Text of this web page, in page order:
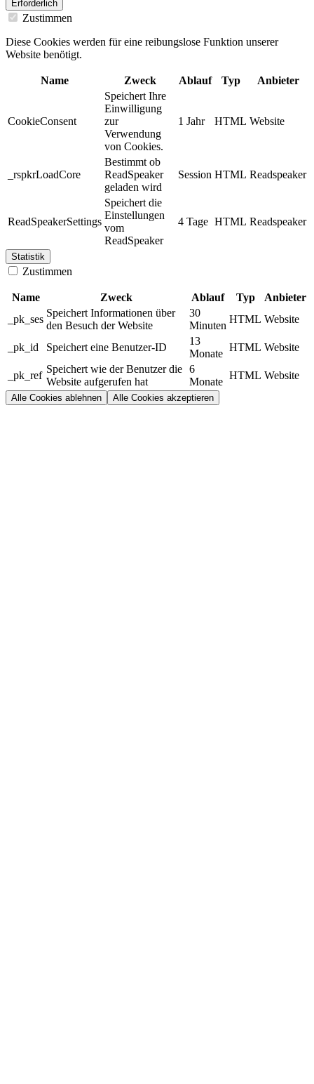
Erforderlich
Zustimmen
Diese Cookies werden für eine reibungslose Funktion unserer
Website benötigt.
Name Zweck Ablauf Typ Anbieter
CookieConsent
Speichert Ihre
Einwilligung
zur
Verwendung
von Cookies.
1 Jahr HTML Website
_rspkrLoadCore
Bestimmt ob
ReadSpeaker
geladen wird
Session HTML Readspeaker
ReadSpeakerSettings
Speichert die
Einstellungen
vom
ReadSpeaker
4 Tage HTML Readspeaker
Statistik
Zustimmen
Name Zweck Ablauf Typ
Anbieter
_pk_ses
Speichert Informationen über
den Besuch der Website
30
Minuten
HTML Website
_pk_id Speichert eine Benutzer-ID
13
Monate
HTML Website
_pk_ref
Speichert wie der Benutzer die
Website aufgerufen hat
6
Monate
HTML Website
Alle Cookies ablehnen Alle Cookies akzeptieren